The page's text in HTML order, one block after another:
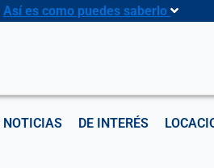
Así es como puedes saberlo
NOTICIAS DE INTERÉS